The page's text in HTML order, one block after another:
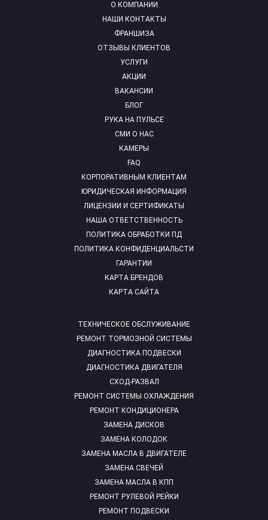
О КОМПАНИИ
НАШИ КОНТАКТЫ
ФРАНШИЗА
ОТЗЫВЫ КЛИЕНТОВ
УСЛУГИ
АКЦИИ
ВАКАНСИИ
БЛОГ
РУКА НА ПУЛЬСЕ
СМИ О НАС
КАМЕРЫ
FAQ
ТЕХНИЧЕСКОЕ ОБСЛУЖИВАНИЕ
РЕМОНТ ТОРМОЗНОЙ СИСТЕМЫ
ДИАГНОСТИКА ПОДВЕСКИ
ДИАГНОСТИКА ДВИГАТЕЛЯ
СХОД-РАЗВАЛ
РЕМОНТ СИСТЕМЫ ОХЛАЖДЕНИЯ
РЕМОНТ КОНДИЦИОНЕРА
ЗАМЕНА ДИСКОВ
ЗАМЕНА КОЛОДОК
ЗАМЕНА МАСЛА В ДВИГАТЕЛЕ
ЗАМЕНА СВЕЧЕЙ
ЗАМЕНА МАСЛА В КПП
РЕМОНТ РУЛЕВОЙ РЕЙКИ
РЕМОНТ ПОДВЕСКИ
КОРПОРАТИВНЫМ КЛИЕНТАМ
ЮРИДИЧЕСКАЯ ИНФОРМАЦИЯ
ЛИЦЕНЗИИ И СЕРТИФИКАТЫ
НАША ОТВЕТСТВЕННОСТЬ
ПОЛИТИКА ОБРАБОТКИ ПД
ПОЛИТИКА КОНФИДЕНЦИАЛЬСТИ
ГАРАНТИИ
КАРТА БРЕНДОВ
КАРТА САЙТА